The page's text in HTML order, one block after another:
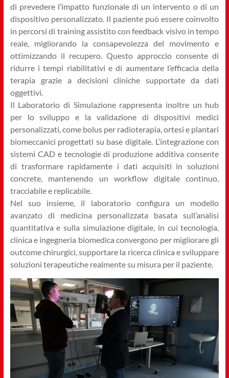
di prevedere l’impatto funzionale di un intervento o di un
dispositivo personalizzato. Il paziente può essere coinvolto
in percorsi di training assistito con feedback visivo in tempo
reale, migliorando la consapevolezza del movimento e
ottimizzando il recupero. Questo approccio consente di
ridurre i tempi riabilitativi e di aumentare l’efficacia della
terapia grazie a decisioni cliniche supportate da dati
oggettivi.
Il Laboratorio di Simulazione rappresenta inoltre un hub
per lo sviluppo e la validazione di dispositivi medici
personalizzati, come bolus per radioterapia, ortesi e plantari
biomeccanici progettati su base digitale. L’integrazione con
sistemi CAD e tecnologie di produzione additiva consente
di trasformare rapidamente i dati acquisiti in soluzioni
concrete, mantenendo un workflow digitale continuo,
tracciabile e replicabile.
Nel suo insieme, il laboratorio configura un modello
avanzato di medicina personalizzata basata sull’analisi
quantitativa e sulla simulazione digitale, in cui tecnologia,
clinica e ingegneria biomedica convergono per migliorare gli
outcome chirurgici, supportare la ricerca clinica e sviluppare
soluzioni terapeutiche realmente su misura per il paziente.